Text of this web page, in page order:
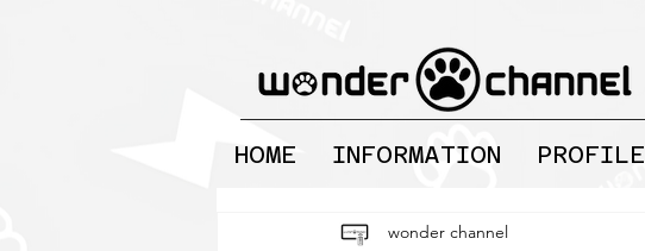
HOME INFORMATION PROFILE
wonder channel